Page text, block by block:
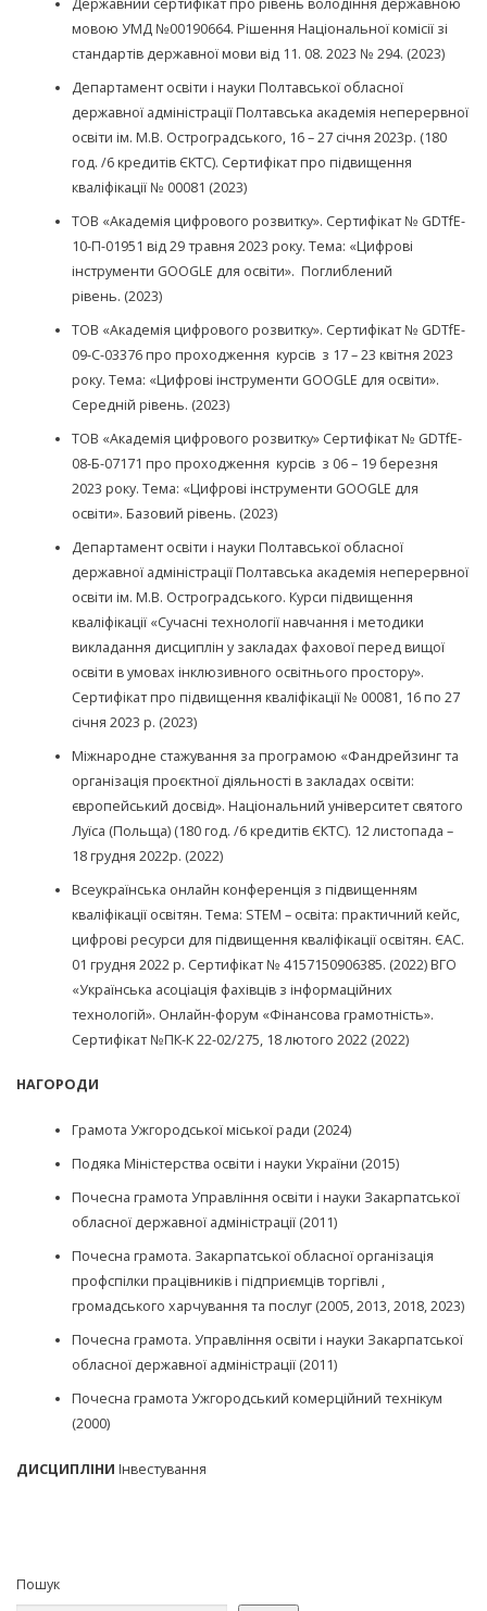
мовою УМД №00190664. Рішення Національної комісії зі
стандартів державної мови від 11. 08. 2023 № 294. (2023)
Департамент освіти і науки Полтавської обласної
державної адміністрації Полтавська академія неперервної
освіти ім. М.В. Остроградського, 16 – 27 січня 2023р. (180
год. /6 кредитів ЄКТС). Сертифікат про підвищення
кваліфікації № 00081 (2023)
ТОВ «Академія цифрового розвитку». Сертифікат № GDTfE-
10-П-01951 від 29 травня 2023 року. Тема: «Цифрові
інструменти GOOGLE для освіти». Поглиблений
рівень. (2023)
ТОВ «Академія цифрового розвитку». Сертифікат № GDTfE-
09-С-03376 про проходження курсів з 17 – 23 квітня 2023
року. Тема: «Цифрові інструменти GOOGLE для освіти».
Середній рівень. (2023)
ТОВ «Академія цифрового розвитку» Сертифікат № GDTfE-
08-Б-07171 про проходження курсів з 06 – 19 березня
2023 року. Тема: «Цифрові інструменти GOOGLE для
освіти». Базовий рівень. (2023)
Департамент освіти і науки Полтавської обласної
державної адміністрації Полтавська академія неперервної
освіти ім. М.В. Остроградського. Курси підвищення
кваліфікації «Сучасні технології навчання і методики
викладання дисциплін у закладах фахової перед вищої
освіти в умовах інклюзивного освітнього простору».
Сертифікат про підвищення кваліфікації № 00081, 16 по 27
січня 2023 р. (2023)
Міжнародне стажування за програмою «Фандрейзинг та
організація проєктної діяльності в закладах освіти:
європейський досвід». Національний університет святого
Луїса (Польща) (180 год. /6 кредитів ЄКТС). 12 листопада –
18 грудня 2022р. (2022)
Всеукраїнська онлайн конференція з підвищенням
кваліфікації освітян. Тема: STEM – освіта: практичний кейс,
цифрові ресурси для підвищення кваліфікації освітян. ЄАС.
01 грудня 2022 р. Сертифікат № 4157150906385. (2022) ВГО
«Українська асоціація фахівців з інформаційних
технологій». Онлайн-форум «Фінансова грамотність».
Сертифікат №ПК-К 22-02/275, 18 лютого 2022 (2022)
НАГОРОДИ
Грамота Ужгородської міської ради (2024)
Подяка Міністерства освіти і науки України (2015)
Почесна грамота Управління освіти і науки Закарпатської
обласної державної адміністрації (2011)
Почесна грамота. Закарпатської обласної організація
профспілки працівників і підприємців торгівлі ,
громадського харчування та послуг (2005, 2013, 2018, 2023)
Почесна грамота. Управління освіти і науки Закарпатської
обласної державної адміністрації (2011)
Почесна грамота Ужгородський комерційний технікум
(2000)
ДИСЦИПЛІНИ Інвестування
Пошук